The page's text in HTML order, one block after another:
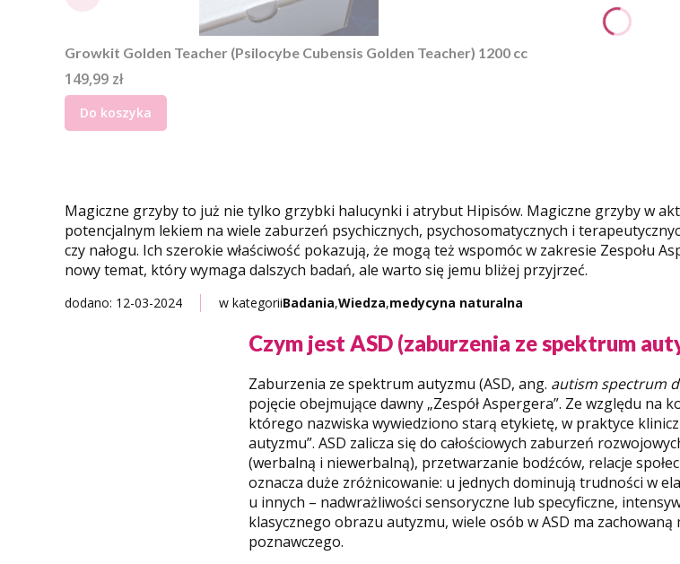
Growkit Golden Teacher (Psilocybe Cubensis Golden Teacher) 1200 cc
Cena
149,99 zł
Do koszyka
Magiczne grzyby to już nie tylko grzybki halucynki i atrybut Hipisów. Magiczne grzyby w
potencjalnym lekiem na wiele zaburzeń psychicznych, psychosomatycznych i
czy nałogu. Ich szerokie właściwość pokazują, że mogą też wspomóc w zakresie Zespołu
nowy temat, który wymaga dalszych badań, ale warto się jemu bliżej przyjrzeć.
dodano: 12-03-2024 w kategoriiBadania,Wiedza,medycyna naturalna
Czym jest ASD (zaburzenia ze spektrum
Zaburzenia ze spektrum autyzmu (ASD, ang. autism spectrum
pojęcie obejmujące dawny „Zespół Aspergera”. Ze względu na
którego nazwiska wywiedziono starą etykietę, w praktyce
autyzmu”. ASD zalicza się do całościowych zaburzeń
(werbalną i niewerbalną), przetwarzanie bodźców, relacje
oznacza duże zróżnicowanie: u jednych dominują trudności w
u innych – nadwrażliwości sensoryczne lub specyficzne,
klasycznego obrazu autyzmu, wiele osób w ASD ma
poznawczego.